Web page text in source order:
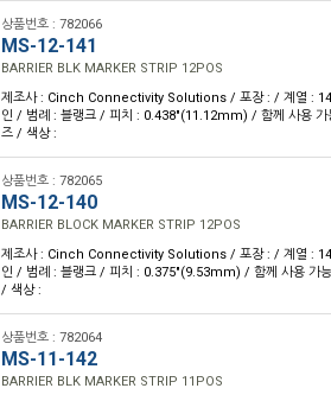
상품번호 : 782066
MS-12-141
BARRIER BLK MARKER STRIP 12POS
제조사 : Cinch Connectivity Solutions / 포장 : / 계열 :
인 / 범례 : 블랭크 / 피치 : 0.438"(11.12mm) / 함께 사용 가
즈 / 색상 :
상품번호 : 782065
MS-12-140
BARRIER BLOCK MARKER STRIP 12POS
제조사 : Cinch Connectivity Solutions / 포장 : / 계열 :
인 / 범례 : 블랭크 / 피치 : 0.375"(9.53mm) / 함께 사용 가
/ 색상 :
상품번호 : 782064
MS-11-142
BARRIER BLK MARKER STRIP 11POS